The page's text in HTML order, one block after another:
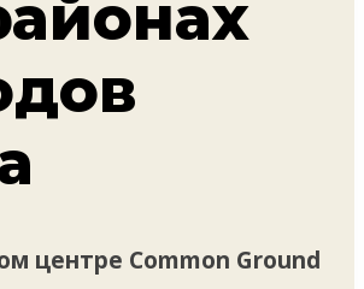
центре Common Ground